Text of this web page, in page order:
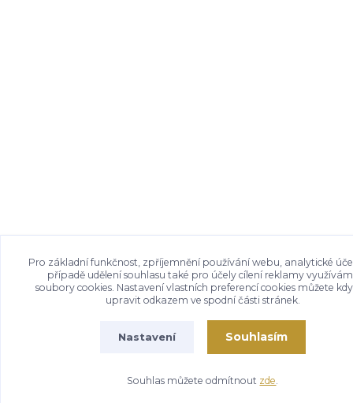
Pro základní funkčnost, zpříjemnění používání webu, analytické
případě udělení souhlasu také pro účely cílení reklamy
soubory cookies. Nastavení vlastních preferencí cookies můžete
upravit odkazem ve spodní části stránek.
Nastavení Souhlasím
Souhlas můžete odmítnout zde